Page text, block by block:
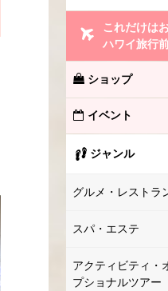
これだけは
ハワイ旅行
ショップ
イベント
ジャンル
グルメ・レストラ
スパ・エステ
アクティビティ・
プショナルツアー